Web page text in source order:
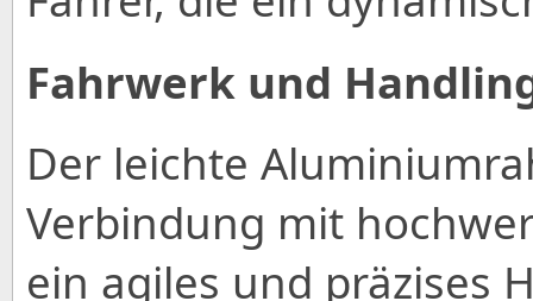
Fahrwerk und
Der leichte
Verbindung mit
ein agiles und präzises